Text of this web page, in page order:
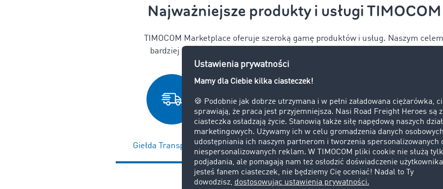
Najważniejsze produkty i usługi
TIMOCOM Marketplace oferuje szeroką gamę produktów i usług. Naszym
bardziej intuicyjną, bezpieczną i prostą, aby nasi użytkownicy mogli łatwiej
Giełda Transportowa Interfejsy (API) Barometr Transportowy